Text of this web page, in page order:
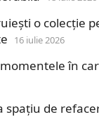
o colecție
16 iulie 2026
în
spațiu de